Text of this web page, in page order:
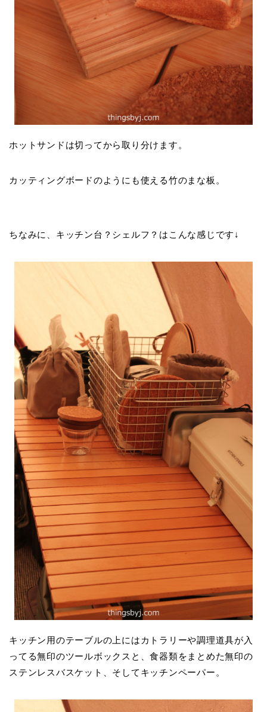
ホットサンドは切ってから取り分けます。
カッティングボードのようにも使える竹のまな板。
ちなみに、キッチン台？シェルフ？はこんな感じです↓
キッチン用のテーブルの上にはカトラリーや調理道具が入
ってる無印のツールボックスと、食器類をまとめた無印の
ステンレスバスケット、そしてキッチンペーパー。